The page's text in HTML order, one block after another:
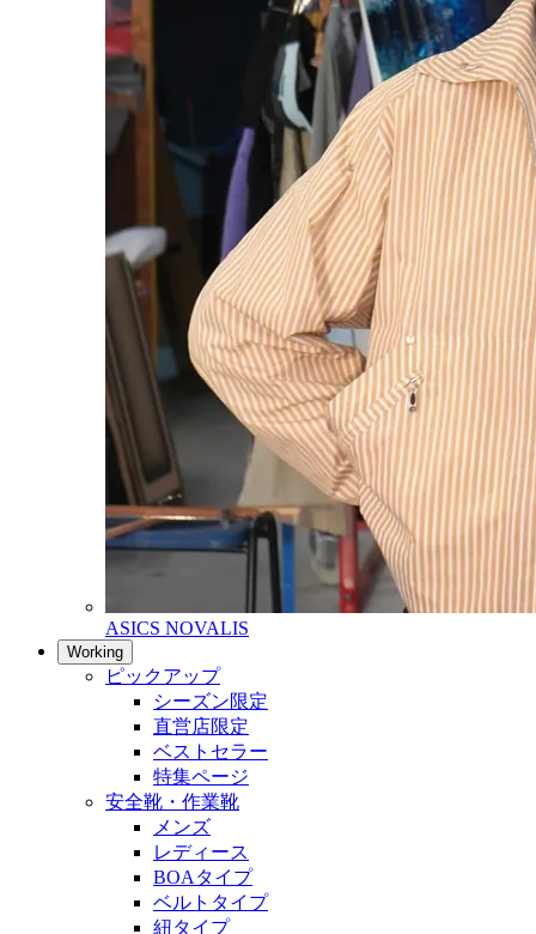
ASICS NOVALIS
Working
ピックアップ
シーズン限定
直営店限定
ベストセラー
特集ページ
安全靴・作業靴
メンズ
レディース
BOAタイプ
ベルトタイプ
紐タイプ